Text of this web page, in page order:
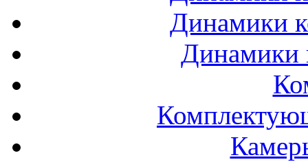
Динамики
Динамики